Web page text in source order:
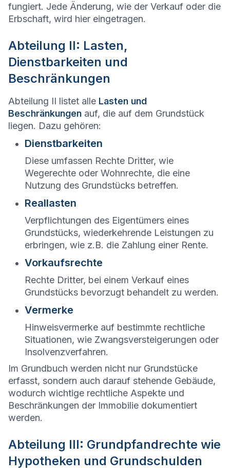
fungiert. Jede Änderung, wie der Verkauf oder die
Erbschaft, wird hier eingetragen.
Abteilung II: Lasten,
Dienstbarkeiten und
Beschränkungen
Abteilung II listet alle Lasten und
Beschränkungen auf, die auf dem Grundstück
liegen. Dazu gehören:
Dienstbarkeiten
Diese umfassen Rechte Dritter, wie
Wegerechte oder Wohnrechte, die eine
Nutzung des Grundstücks betreffen.
Reallasten
Verpflichtungen des Eigentümers eines
Grundstücks, wiederkehrende Leistungen zu
erbringen, wie z.B. die Zahlung einer Rente.
Vorkaufsrechte
Rechte Dritter, bei einem Verkauf eines
Grundstücks bevorzugt behandelt zu werden.
Vermerke
Hinweisvermerke auf bestimmte rechtliche
Situationen, wie Zwangsversteigerungen oder
Insolvenzverfahren.
Im Grundbuch werden nicht nur Grundstücke
erfasst, sondern auch darauf stehende Gebäude,
wodurch wichtige rechtliche Aspekte und
Beschränkungen der Immobilie dokumentiert
werden.
Abteilung III: Grundpfandrechte wie
Hypotheken und Grundschulden